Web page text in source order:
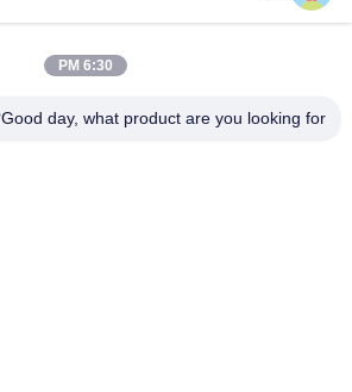
14 بیتی GPIO PCAP پنل لمسی
6:30 PM
Good day, what product are you looking for?